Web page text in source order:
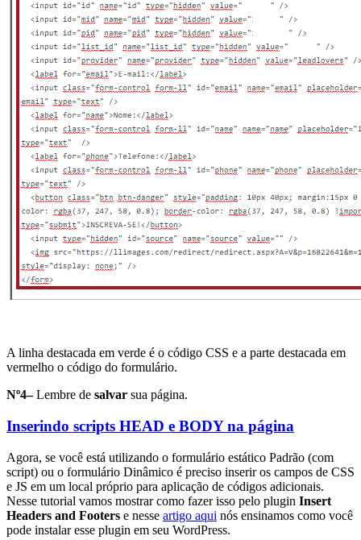
A linha destacada em verde é o código CSS e a parte destacada em
vermelho o código do formulário.
Nº4–Lembre de salvar sua página.
Inserindo scripts HEAD e BODY na página
Agora, se você está utilizando o formulário estático Padrão (com
script) ou o formulário Dinâmico é preciso inserir os campos de CSS
e JS em um local próprio para aplicação de códigos adicionais.
Nesse tutorial vamos mostrar como fazer isso pelo plugin Insert
Headers and Footers e nesse artigo aqui nós ensinamos como você
pode instalar esse plugin em seu WordPress.